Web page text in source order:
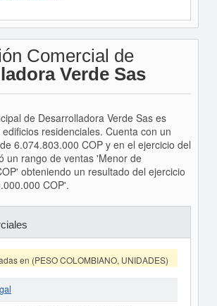
Comercial de
Verde Sas
de Desarrolladora Verde Sas es
residenciales. Cuenta con un
6.074.803.000 COP y en el ejercicio del
un rango de ventas 'Menor de
obteniendo un resultado del ejercicio
COP'.
en (PESO COLOMBIANO, UNIDADES)